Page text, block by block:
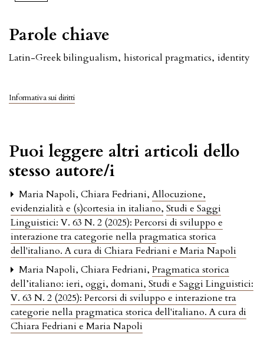
Parole chiave
Latin-Greek bilingualism, historical pragmatics, identity
Informativa sui diritti
Puoi leggere altri articoli dello
stesso autore/i
Maria Napoli, Chiara Fedriani,Allocuzione,
evidenzialità e (s)cortesia in italiano, Studi e Saggi
Linguistici: V. 63 N. 2 (2025): Percorsi di sviluppo e
interazione tra categorie nella pragmatica storica
dell'italiano. A cura di Chiara Fedriani e Maria Napoli
Maria Napoli, Chiara Fedriani, Pragmatica storica
dell’italiano: ieri, oggi, domani, Studi e Saggi Linguistici:
V. 63 N. 2 (2025): Percorsi di sviluppo e interazione tra
categorie nella pragmatica storica dell'italiano. A cura di
Chiara Fedriani e Maria Napoli